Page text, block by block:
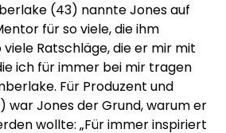
(43) nannte Jones auf
für so viele, die ihm
viele Ratschläge, die er mir mit
ich für immer bei mir tragen
Für Produzent und
war Jones der Grund, warum er
wollte: „Für immer inspiriert